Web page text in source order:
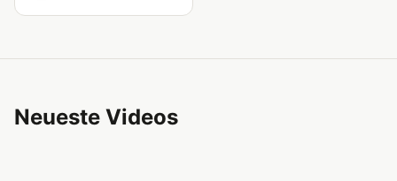
Neueste Videos